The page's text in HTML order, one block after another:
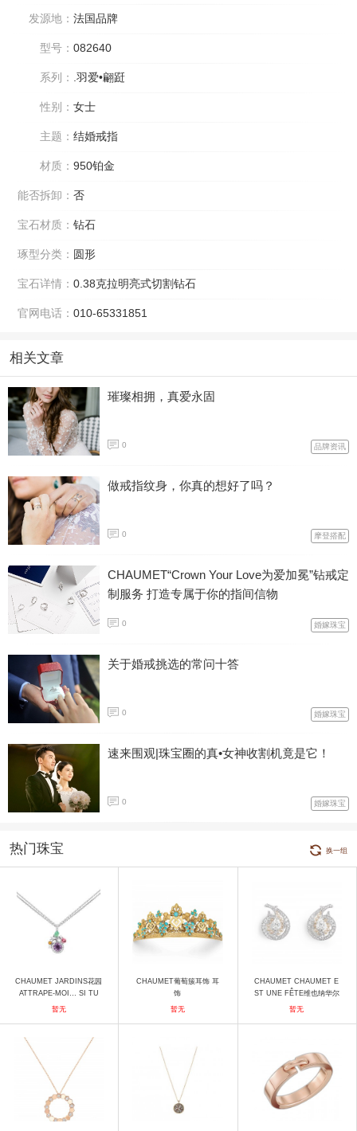
发源地： 法国品牌
型号： 082640
系列： .羽爱•翩跹
性别： 女士
主题： 结婚戒指
材质： 950铂金
能否拆卸： 否
宝石材质： 钻石
琢型分类： 圆形
宝石详情： 0.38克拉明亮式切割钻石
官网电话： 010-65331851
相关文章
璀璨相拥，真爱永固
0 品牌资讯
做戒指纹身，你真的想好了吗？
0 摩登搭配
CHAUMET“Crown Your Love为爱加冕”钻戒定
制服务 打造专属于你的指间信物
0 婚嫁珠宝
关于婚戒挑选的常问十答
0 婚嫁珠宝
速来围观|珠宝圈的真•女神收割机竟是它！
0 婚嫁珠宝
热门珠宝 换一组
CHAUMET JARDINS花园
ATTRAPE-MOI… SI TU
M'AIMES 081249 项链
暂无
CHAUMET葡萄簇耳饰 耳
饰
暂无
CHAUMET CHAUMET E
ST UNE FÊTE维也纳华尔
兹耳钉 耳饰
暂无